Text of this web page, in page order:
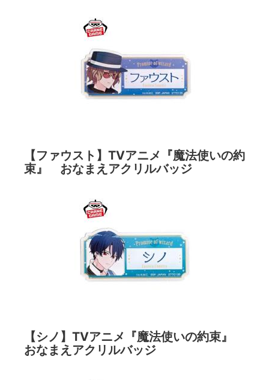
【ファウスト】TVアニメ『魔法使いの約
束』 おなまえアクリルバッジ
【シノ】TVアニメ『魔法使いの約束』
おなまえアクリルバッジ